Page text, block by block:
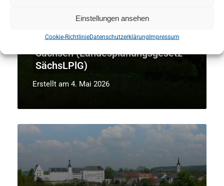
Einstellungen ansehen
Cookie-RichtlinieDatenschutzerklärungImpressum
Verbindung mit § 6 des Gesetzes
Landesplanung des Freistaates
Sachsen (Landesplanungsgesetz -
SächsLPlG)
Erstellt am 4. Mai 2026